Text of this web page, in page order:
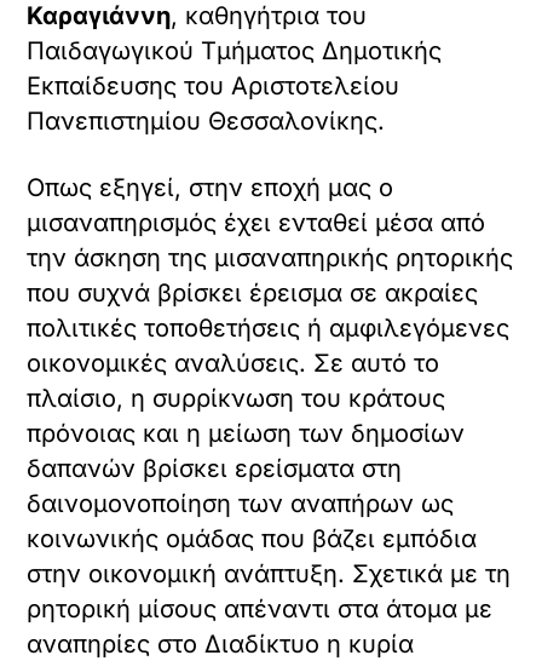
Καραγιάννη, καθηγήτρια του
Παιδαγωγικού Τμήματος Δημοτικής
Εκπαίδευσης του Αριστοτελείου
Πανεπιστημίου Θεσσαλονίκης.
Οπως εξηγεί, στην εποχή μας ο
μισαναπηρισμός έχει ενταθεί μέσα από
την άσκηση της μισαναπηρικής ρητορικής
που συχνά βρίσκει έρεισμα σε ακραίες
πολιτικές τοποθετήσεις ή αμφιλεγόμενες
οικονομικές αναλύσεις. Σε αυτό το
πλαίσιο, η συρρίκνωση του κράτους
πρόνοιας και η μείωση των δημοσίων
δαπανών βρίσκει ερείσματα στη
δαινομονοποίηση των αναπήρων ως
κοινωνικής ομάδας που βάζει εμπόδια
στην οικονομική ανάπτυξη. Σχετικά με τη
ρητορική μίσους απέναντι στα άτομα με
αναπηρίες στο Διαδίκτυο η κυρία